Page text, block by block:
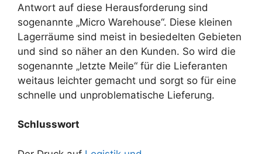
Antwort auf diese Herausforderung sind
sogenannte „Micro Warehouse“. Diese kleinen
Lagerräume sind meist in besiedelten Gebieten
und sind so näher an den Kunden. So wird die
sogenannte „letzte Meile“ für die Lieferanten
weitaus leichter gemacht und sorgt so für eine
schnelle und unproblematische Lieferung.
Schlusswort